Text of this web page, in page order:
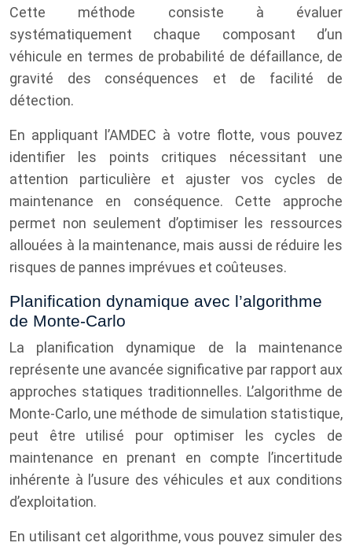
Cette méthode consiste à évaluer
systématiquement chaque composant d’un
véhicule en termes de probabilité de défaillance, de
gravité des conséquences et de facilité de
détection.
En appliquant l’AMDEC à votre flotte, vous pouvez
identifier les points critiques nécessitant une
attention particulière et ajuster vos cycles de
maintenance en conséquence. Cette approche
permet non seulement d’optimiser les ressources
allouées à la maintenance, mais aussi de réduire les
risques de pannes imprévues et coûteuses.
Planification dynamique avec l’algorithme
de Monte-Carlo
La planification dynamique de la maintenance
représente une avancée significative par rapport aux
approches statiques traditionnelles. L’algorithme de
Monte-Carlo, une méthode de simulation statistique,
peut être utilisé pour optimiser les cycles de
maintenance en prenant en compte l’incertitude
inhérente à l’usure des véhicules et aux conditions
d’exploitation.
En utilisant cet algorithme, vous pouvez simuler des